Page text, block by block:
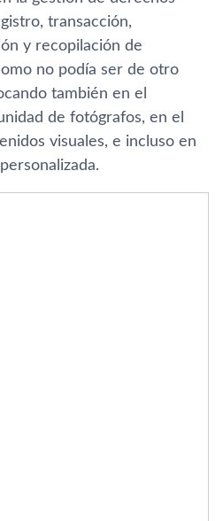
transacción,
y recopilación de
no podí­a ser de otro
también en el
de fotógrafos, en el
visuales, e incluso en